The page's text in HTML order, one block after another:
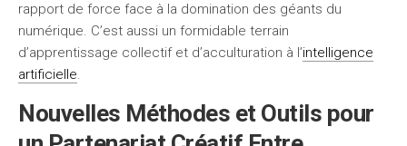
rapport de force face à la domination des géants du
numérique. C’est aussi un formidable terrain
d’apprentissage collectif et d’acculturation à l’intelligence
artificielle.
Nouvelles Méthodes et Outils pour